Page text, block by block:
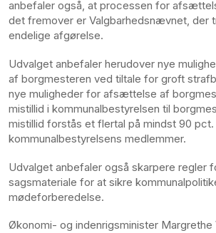
anbefaler også, at processen for
det fremover er Valgbarhedsnævnet, der
endelige afgørelse.
Udvalget anbefaler herudover nye
af borgmesteren ved tiltale for groft
nye muligheder for afsættelse af
mistillid i kommunalbestyrelsen til
mistillid forstås et flertal på mindst 90 pct.
kommunalbestyrelsens medlemmer.
Udvalget anbefaler også skarpere regler
sagsmateriale for at sikre
mødeforberedelse.
Økonomi- og indenrigsminister Margrethe